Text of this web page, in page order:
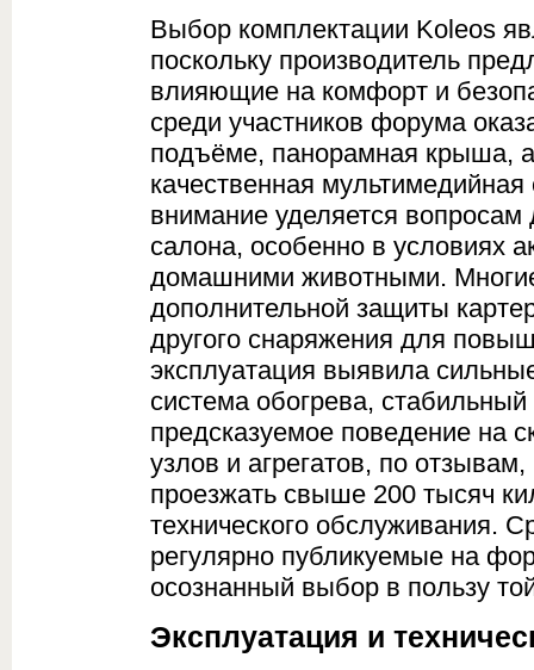
Выбор комплектации Koleos
поскольку производитель
влияющие на комфорт и
среди участников форума
подъёме, панорамная крыша,
качественная
внимание уделяется вопросам
салона, особенно в условиях
домашними животными.
дополнительной защиты
другого снаряжения для
эксплуатация выявила
система обогрева,
предсказуемое поведение на
узлов и агрегатов, по
проезжать свыше 200 тысяч
технического обслуживания.
регулярно публикуемые на
осознанный выбор в пользу
Эксплуатация и